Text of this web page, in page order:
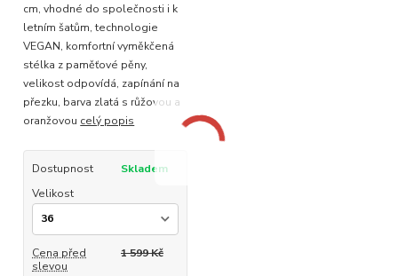
cm, vhodné do společnosti i k
letním šatům, technologie
VEGAN, komfortní vyměkčená
stélka z paměťové pěny,
velikost odpovídá, zapínání na
přezku, barva zlatá s růžovou a
oranžovou celý popis
Dostupnost
Skladem
Velikost
Cena před
slevou
1 599 Kč